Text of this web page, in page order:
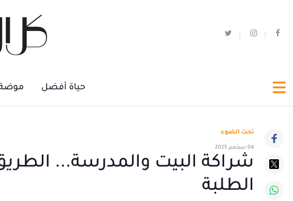
حياة أفضل
تحت الضوء
04 سبتمبر 2025
شراكة البيت والمدرسة...
الطلبة